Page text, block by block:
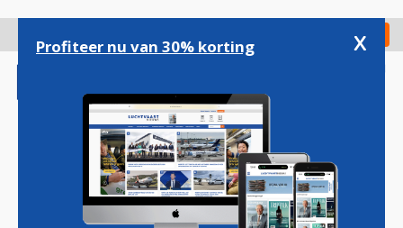
gaan
Check in
Magazine Podcasts Vacatures
Profiteer nu van 30% korting x